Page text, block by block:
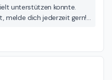
unterstützen konnte.
melde dich jederzeit gern!